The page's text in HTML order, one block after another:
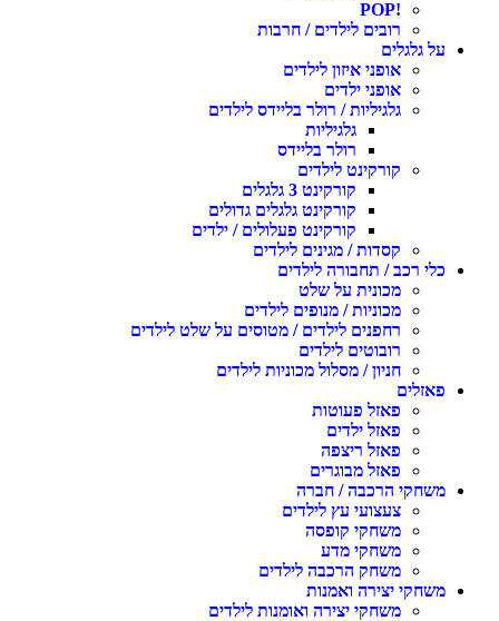
רובים לילדים / חרבות
גלגלים
אופני איזון לילדים
אופני ילדים
גלגיליות / רולר בליידס לילדים
גלגיליות
רולר בליידס
קורקינט לילדים
קורקינט 3 גלגלים
קורקינט גלגלים גדולים
קורקינט פעלולים / ילדים
קסדות / מגינים לילדים
רכב / תחבורה לילדים
מכונית על שלט
מכוניות / מנופים לילדים
רחפנים לילדים / מטוסים על שלט לילדים
רובוטים לילדים
חניון / מסלול מכוניות לילדים
פאזל פעוטות
פאזל ילדים
פאזל ריצפה
פאזל מבוגרים
הרכבה / חברה
צעצועי עץ לילדים
משחקי קופסה
משחקי מדע
משחק הרכבה לילדים
יצירה ואמנות
משחקי יצירה ואומנות לילדים